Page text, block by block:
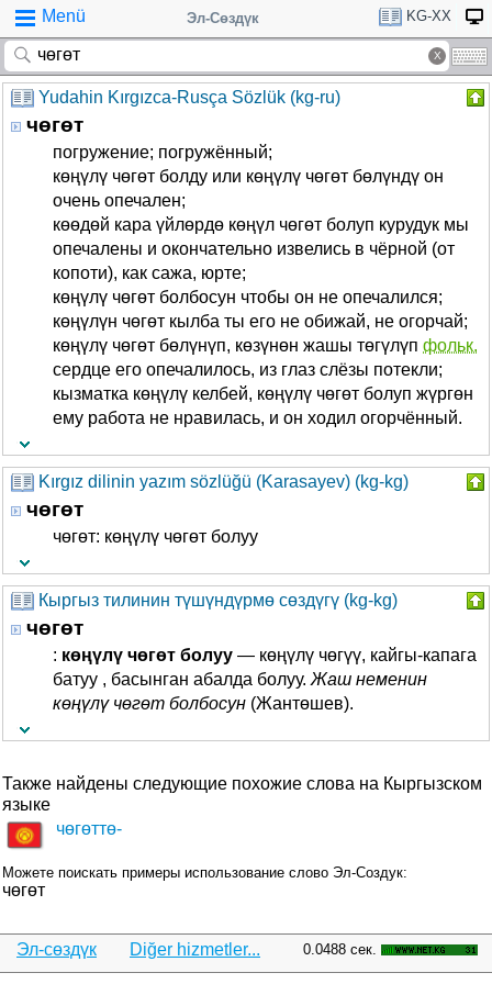
Menü Эл-Сөздүк KG-XX
Yudahin Kırgızca-Rusça Sözlük (kg-ru)
чөгөт
погружение; погружённый;
көңүлү чөгөт болду или көңүлү чөгөт бөлүндү он
очень опечален;
көөдөй кара үйлөрдө көңүл чөгөт болуп курудук мы
опечалены и окончательно извелись в чёрной (от
копоти), как сажа, юрте;
көңүлү чөгөт болбосун чтобы он не опечалился;
көңүлүн чөгөт кылба ты его не обижай, не огорчай;
көңүлү чөгөт бөлүнүп, көзүнөн жашы төгүлүп фольк.
сердце его опечалилось, из глаз слёзы потекли;
кызматка көңүлү келбей, көңүлү чөгөт болуп жүргөн
ему работа не нравилась, и он ходил огорчённый.
Kırgız dilinin yazım sözlüğü (Karasayev) (kg-kg)
чөгөт
чөгөт: көңүлү чөгөт болуу
Кыргыз тилинин түшүндүрмө сөздүгү (kg-kg)
чөгөт
: көңүлү чөгөт болуу — көңүлү чөгүү, кайгы-капага
батуу , басынган абалда болуу. Жаш неменин
көңүлү чөгөт болбосун (Жантөшев).
Также найдены следующие похожие слова на Кыргызском
языке
чөгөттө-
Можете поискать примеры использование слово Эл-Создук:
чөгөт
Эл-сөздүк Diğer hizmetler... 0.0488 сек.